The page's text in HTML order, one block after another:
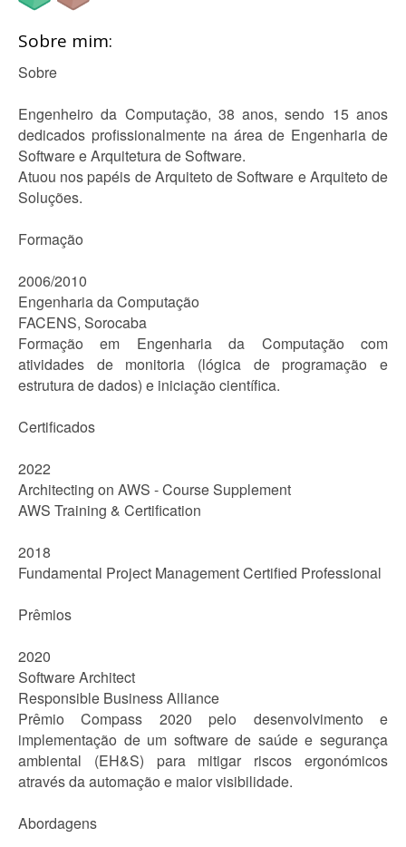
Sobre mim:
Sobre
Engenheiro da Computação, 38 anos, sendo 15 anos
dedicados profissionalmente na área de Engenharia de
Software e Arquitetura de Software.
Atuou nos papéis de Arquiteto de Software e Arquiteto de
Soluções.
Formação
2006/2010
Engenharia da Computação
FACENS, Sorocaba
Formação em Engenharia da Computação com
atividades de monitoria (lógica de programação e
estrutura de dados) e iniciação científica.
Certificados
2022
Architecting on AWS - Course Supplement
AWS Training & Certification
2018
Fundamental Project Management Certified Professional
Prêmios
2020
Software Architect
Responsible Business Alliance
Prêmio Compass 2020 pelo desenvolvimento e
implementação de um software de saúde e segurança
ambiental (EH&S) para mitigar riscos ergonómicos
através da automação e maior visibilidade.
Abordagens